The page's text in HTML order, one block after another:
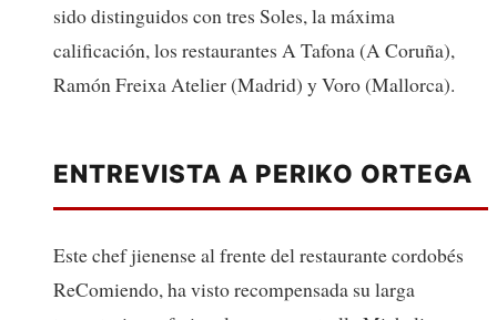
sido distinguidos con tres Soles, la máxima
calificación, los restaurantes A Tafona (A Coruña),
Ramón Freixa Atelier (Madrid) y Voro (Mallorca).
ENTREVISTA A PERIKO ORTEGA
Este chef jienense al frente del restaurante cordobés
ReComiendo, ha visto recompensada su larga